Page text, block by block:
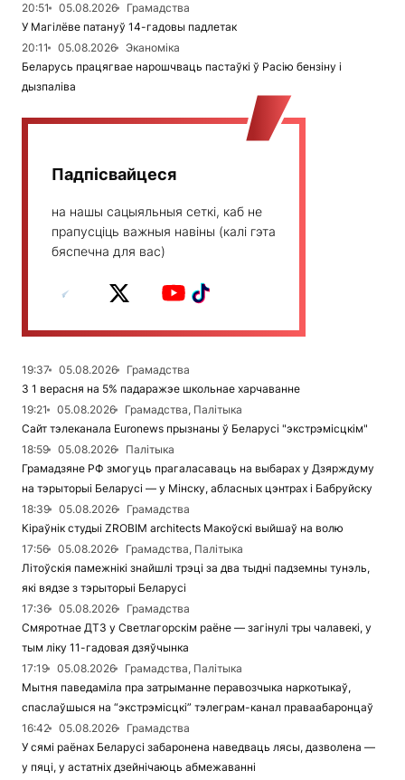
20:51
05.08.2026
Грамадства
У Магілёве патануў 14-гадовы падлетак
20:11
05.08.2026
Эканоміка
Беларусь працягвае нарошчваць пастаўкі ў Расію бензіну і
дызпаліва
Падпісвайцеся
на нашы сацыяльныя сеткі, каб не
прапусціць важныя навіны (калі гэта
бяспечна для вас)
19:37 05.08.2026
Грамадства
З 1 верасня на 5% падаражэе школьнае харчаванне
19:21
05.08.2026
Грамадства, Палітыка
Сайт тэлеканала Euronews прызнаны ў Беларусі "экстрэмісцкім"
18:59
05.08.2026
Палітыка
Грамадзяне РФ змогуць прагаласаваць на выбарах у Дзярждуму
на тэрыторыі Беларусі — у Мінску, абласных цэнтрах і Бабруйску
18:39
05.08.2026
Грамадства
Кіраўнік студыі ZROBIM architects Макоўскі выйшаў на волю
17:56
05.08.2026
Грамадства, Палітыка
Літоўскія памежнікі знайшлі трэці за два тыдні падземны тунэль,
які вядзе з тэрыторыі Беларусі
17:36
05.08.2026
Грамадства
Смяротнае ДТЗ у Светлагорскім раёне — загінулі тры чалавекі, у
тым ліку 11-гадовая дзяўчынка
17:19
05.08.2026
Грамадства, Палітыка
Мытня паведаміла пра затрыманне перавозчыка наркотыкаў,
спаслаўшыся на “экстрэмісцкі” тэлеграм-канал праваабаронцаў
16:42
05.08.2026
Грамадства
У сямі раёнах Беларусі забаронена наведваць лясы, дазволена —
у пяці, у астатніх дзейнічаюць абмежаванні